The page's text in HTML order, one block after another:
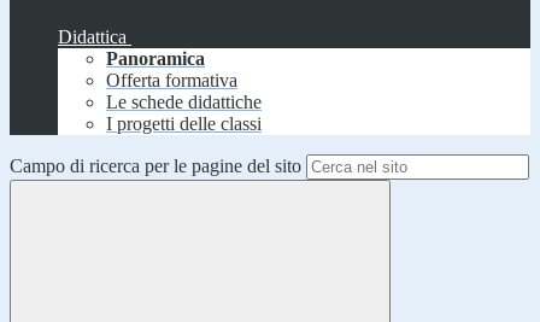
Didattica
Panoramica
Offerta formativa
Le schede didattiche
I progetti delle classi
Campo di ricerca per le pagine del sito